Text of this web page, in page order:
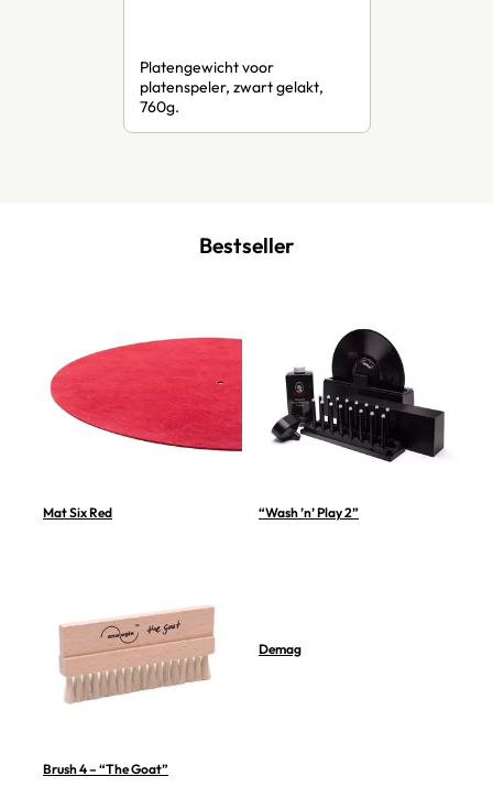
Platengewicht voor
platenspeler, zwart gelakt,
760g.
Bestseller
Mat Six Red “Wash ’n’ Play 2”
Brush 4 – “The Goat”
Demag